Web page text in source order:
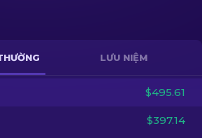
VI
LƯU NIỆM
$495.61
$397.14